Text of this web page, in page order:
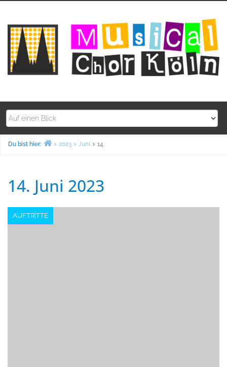
springen
Du bist hier:
2023 Juni 14.
14. Juni 2023
AUFTRITTE